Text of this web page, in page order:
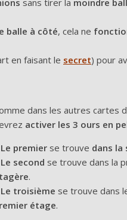
balle à côté, cela ne
en faisant le secret) pour
dans les autres cartes
activer les 3 ours en
Le premier se trouve dans la
second se trouve dans la
.
Le troisième se trouve dans
étage.